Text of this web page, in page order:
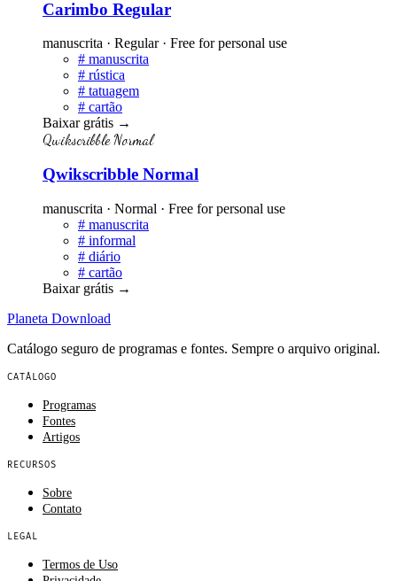
Carimbo Regular
manuscrita · Regular · Free for personal use
# manuscrita
# rústica
# tatuagem
# cartão
Baixar grátis →
Qwikscribble Normal
Qwikscribble Normal
manuscrita · Normal · Free for personal use
# manuscrita
# informal
# diário
# cartão
Baixar grátis →
Planeta Download
Catálogo seguro de programas e fontes. Sempre o arquivo original.
CATÁLOGO
Programas
Fontes
Artigos
RECURSOS
Sobre
Contato
LEGAL
Termos de Uso